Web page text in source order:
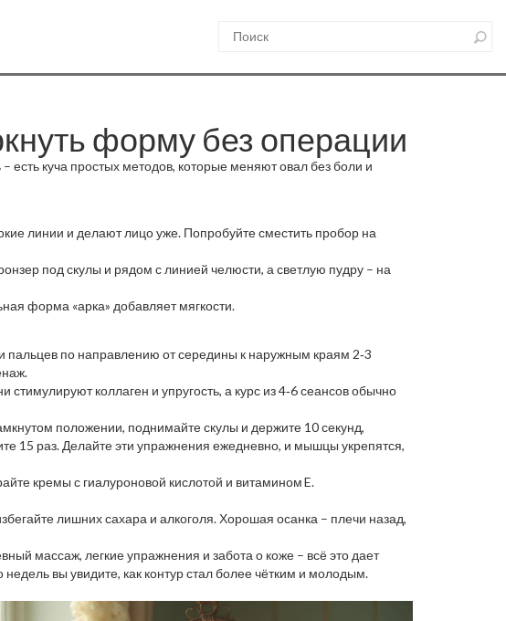
форму без операции
есть куча простых методов, которые меняют овал без боли и
линии и делают лицо уже. Попробуйте сместить пробор на
под скулы и рядом с линией челюсти, а светлую пудру – на
форма «арка» добавляет мягкости.
пальцев по направлению от середины к наружным краям 2‑3
стимулируют коллаген и упругость, а курс из 4‑6 сеансов обычно
положении, поднимайте скулы и держите 10 секунд,
15 раз. Делайте эти упражнения ежедневно, и мышцы укрепятся,
кремы с гиалуроновой кислотой и витамином E.
лишних сахара и алкоголя. Хорошая осанка – плечи назад,
массаж, легкие упражнения и забота о коже – всё это дает
вы увидите, как контур стал более чётким и молодым.